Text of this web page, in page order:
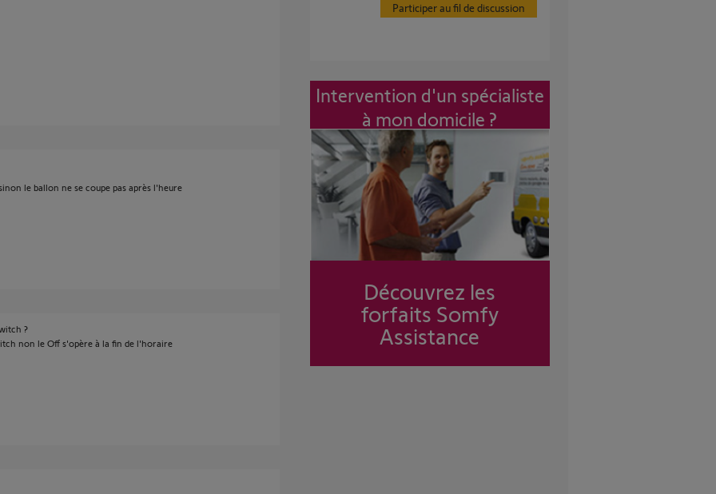
le ballon ne se coupe pas après l'heure
?
non le Off s'opère à la fin de l'horaire
Participer au fil de discussion
Intervention d'un spécialiste
à mon domicile ?
Découvrez les
forfaits Somfy
Assistance